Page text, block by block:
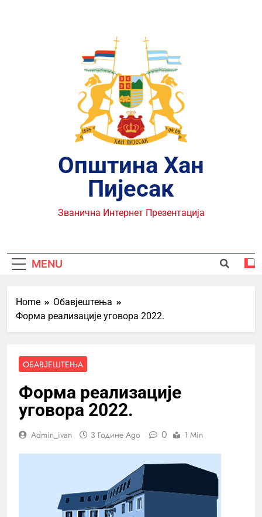
Општина Хан
Пијесак
Званична Интернет Презентација
MENU
Home
Обавјештења
Форма реализације уговора 2022.
ОБАВЈЕШТЕЊА
Форма реализације
уговора 2022.
Admin_ivan 3 Године Ago 0 1 Min